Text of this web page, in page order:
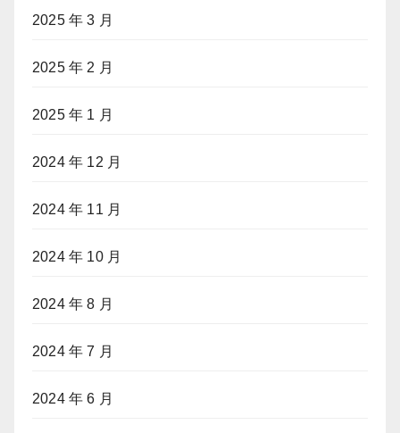
2025 年 3 月
2025 年 2 月
2025 年 1 月
2024 年 12 月
2024 年 11 月
2024 年 10 月
2024 年 8 月
2024 年 7 月
2024 年 6 月